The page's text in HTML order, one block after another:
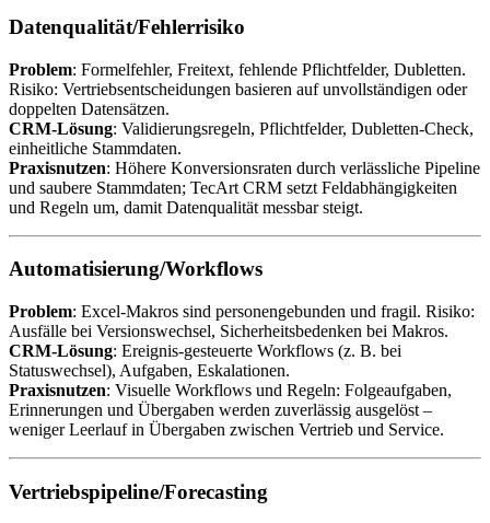
Datenqualität/Fehlerrisiko
Problem: Formelfehler, Freitext, fehlende Pflichtfelder, Dubletten.
Risiko: Vertriebsentscheidungen basieren auf unvollständigen oder
doppelten Datensätzen.
CRM-Lösung: Validierungsregeln, Pflichtfelder, Dubletten-Check,
einheitliche Stammdaten.
Praxisnutzen: Höhere Konversionsraten durch verlässliche Pipeline
und saubere Stammdaten; TecArt CRM setzt Feldabhängigkeiten
und Regeln um, damit Datenqualität messbar steigt.
Automatisierung/Workflows
Problem: Excel-Makros sind personengebunden und fragil. Risiko:
Ausfälle bei Versionswechsel, Sicherheitsbedenken bei Makros.
CRM-Lösung: Ereignis-gesteuerte Workflows (z. B. bei
Statuswechsel), Aufgaben, Eskalationen.
Praxisnutzen: Visuelle Workflows und Regeln: Folgeaufgaben,
Erinnerungen und Übergaben werden zuverlässig ausgelöst –
weniger Leerlauf in Übergaben zwischen Vertrieb und Service.
Vertriebspipeline/Forecasting